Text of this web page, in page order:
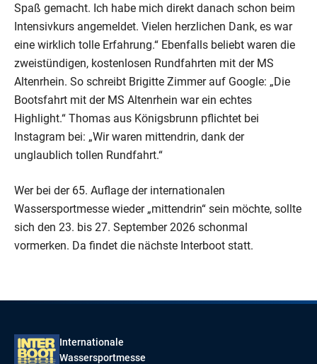
Spaß gemacht. Ich habe mich direkt danach schon beim
Intensivkurs angemeldet. Vielen herzlichen Dank, es war
eine wirklich tolle Erfahrung.“ Ebenfalls beliebt waren die
zweistündigen, kostenlosen Rundfahrten mit der MS
Altenrhein. So schreibt Brigitte Zimmer auf Google: „Die
Bootsfahrt mit der MS Altenrhein war ein echtes
Highlight.“ Thomas aus Königsbrunn pflichtet bei
Instagram bei: „Wir waren mittendrin, dank der
unglaublich tollen Rundfahrt.“
Wer bei der 65. Auflage der internationalen
Wassersportmesse wieder „mittendrin“ sein möchte, sollte
sich den 23. bis 27. September 2026 schonmal
vormerken. Da findet die nächste Interboot statt.
Internationale
Wassersportmesse